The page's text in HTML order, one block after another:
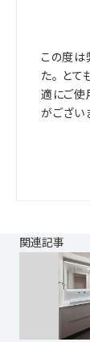
この度は
た。 と
適にご使
がござい
関連記事